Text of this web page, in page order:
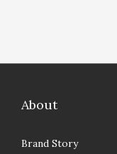
About
Brand Story